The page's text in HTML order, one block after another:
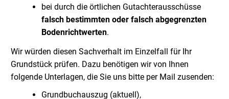
bei durch die örtlichen Gutachterausschüsse
falsch bestimmten oder falsch abgegrenzten
Bodenrichtwerten.
Wir würden diesen Sachverhalt im Einzelfall für Ihr
Grundstück prüfen. Dazu benötigen wir von Ihnen
folgende Unterlagen, die Sie uns bitte per Mail zusenden:
Grundbuchauszug (aktuell),